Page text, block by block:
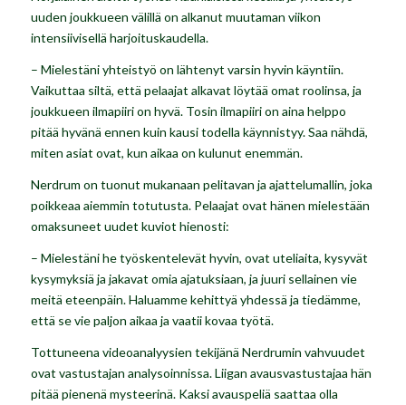
uuden joukkueen välillä on alkanut muutaman viikon
intensiivisellä harjoituskaudella.
– Mielestäni yhteistyö on lähtenyt varsin hyvin käyntiin.
Vaikuttaa siltä, että pelaajat alkavat löytää omat roolinsa, ja
joukkueen ilmapiiri on hyvä. Tosin ilmapiiri on aina helppo
pitää hyvänä ennen kuin kausi todella käynnistyy. Saa nähdä,
miten asiat ovat, kun aikaa on kulunut enemmän.
Nerdrum on tuonut mukanaan pelitavan ja ajattelumallin, joka
poikkeaa aiemmin totutusta. Pelaajat ovat hänen mielestään
omaksuneet uudet kuviot hienosti:
– Mielestäni he työskentelevät hyvin, ovat uteliaita, kysyvät
kysymyksiä ja jakavat omia ajatuksiaan, ja juuri sellainen vie
meitä eteenpäin. Haluamme kehittyä yhdessä ja tiedämme,
että se vie paljon aikaa ja vaatii kovaa työtä.
Tottuneena videoanalyysien tekijänä Nerdrumin vahvuudet
ovat vastustajan analysoinnissa. Liigan avausvastustajaa hän
pitää pienenä mysteerinä. Kaksi avauspeliä saattaa olla